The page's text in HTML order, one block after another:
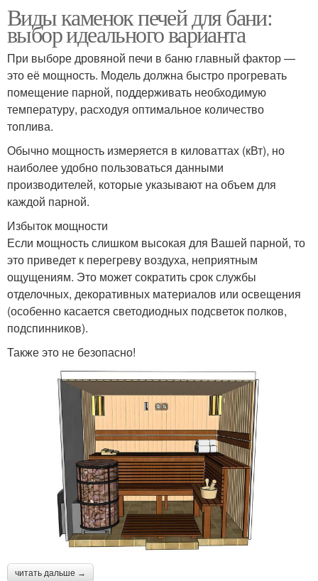
Виды каменок печей для бани:
выбор идеального варианта
При выборе дровяной печи в баню главный фактор —
это её мощность. Модель должна быстро прогревать
помещение парной, поддерживать необходимую
температуру, расходуя оптимальное количество
топлива.
Обычно мощность измеряется в киловаттах (кВт), но
наиболее удобно пользоваться данными
производителей, которые указывают на объем для
каждой парной.
Избыток мощности
Если мощность слишком высокая для Вашей парной, то
это приведет к перегреву воздуха, неприятным
ощущениям. Это может сократить срок службы
отделочных, декоративных материалов или освещения
(особенно касается светодиодных подсветок полков,
подспинников).
Также это не безопасно!
читать дальше →